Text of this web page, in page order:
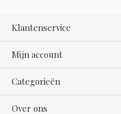
Klantenservice
Mijn account
Categorieën
Over ons